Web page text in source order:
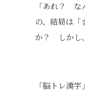
「あれ？ な
の、結局は
か？ しかし
「脳トレ漢